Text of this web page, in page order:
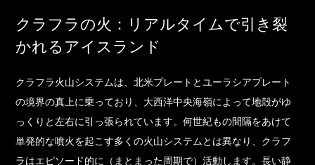
クラフラの火：リアルタイムで引き裂
かれるアイスランド
クラフラ火山システムは、北米プレートとユーラシアプレート
の境界の真上に乗っており、大西洋中央海嶺によって地殻がゆ
っくりと左右に引っ張られています。何世紀もの間隔をあけて
単発的な噴火を起こす多くの火山システムとは異なり、クラフ
ラはエピソード的に（まとまった周期で）活動します。長い静